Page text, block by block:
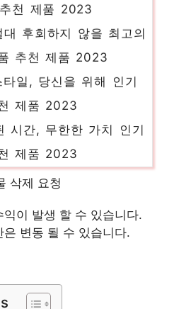
템, 주목해주세요! 인기
제품 2023
변화, 당신의 손안에 인
천 제품 2023
천 제품 2023
삭제 요청
이 발생 할 수 있습니다.
변동 될 수 있습니다.